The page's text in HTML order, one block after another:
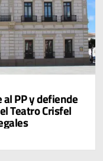
al PP y defiende
Teatro Crisfel